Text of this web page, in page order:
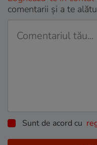
comentarii și a te
Sunt de acord cu